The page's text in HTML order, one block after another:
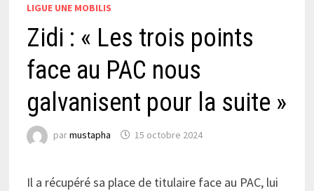
LIGUE UNE MOBILIS
Zidi : « Les trois points
face au PAC nous
galvanisent pour la suite »
parmustapha 15 octobre 2024
Il a récupéré sa place de titulaire face au PAC, lui